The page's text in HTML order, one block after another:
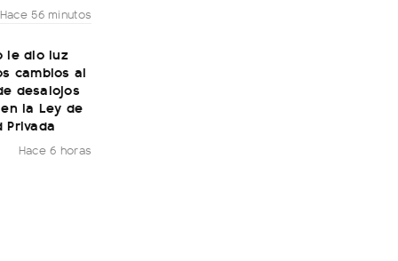
Hace 56 minutos
le dio luz
cambios al
desalojos
la Ley de
Privada
Hace 6 horas